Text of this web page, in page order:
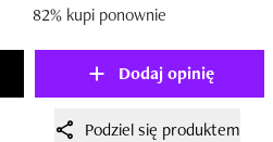
82% kupi ponownie
Dodaj opinię
Podziel się produktem